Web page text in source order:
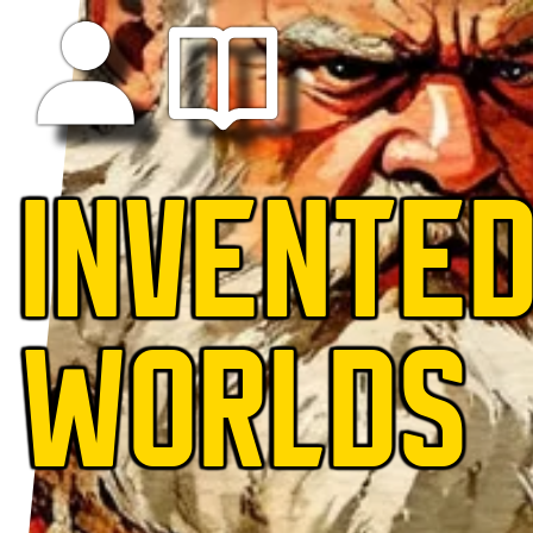
WORLDS